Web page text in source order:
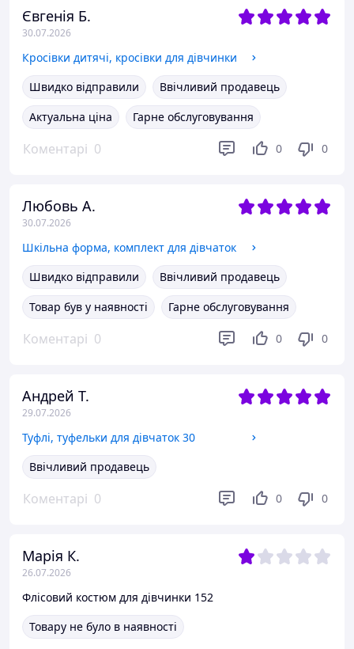
Євгенія Б.
30.07.2026
Кросівки дитячі, кросівки для дівчинки
Швидко відправили
Ввічливий продавець
Актуальна ціна
Гарне обслуговування
Коментарі 0 0 0
Любовь А.
30.07.2026
Шкільна форма, комплект для дівчаток
Швидко відправили
Ввічливий продавець
Товар був у наявності
Гарне обслуговування
Коментарі 0 0 0
Андрей Т.
29.07.2026
Туфлі, туфельки для дівчаток 30
Ввічливий продавець
Коментарі 0 0 0
Марія К.
26.07.2026
Флісовий костюм для дівчинки 152
Товару не було в наявності